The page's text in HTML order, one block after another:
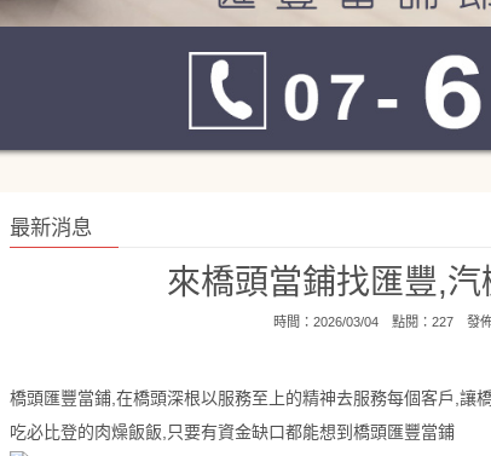
最新消息
來橋頭當鋪找匯豐,
時間：2026/03/04 點閱：227 發佈
橋頭匯豐當鋪,在橋頭深根以服務至上的精神去服務每個客戶,讓
吃必比登的肉燥飯飯,只要有資金缺口都能想到橋頭匯豐當鋪